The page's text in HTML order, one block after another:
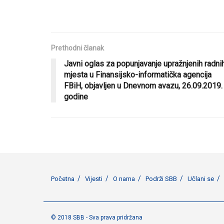
Prethodni članak
Javni oglas za popunjavanje upražnjenih
mjesta u Finansijsko-informatička agencija
FBiH, objavljen u Dnevnom avazu, 26.09.2019.
godine
Početna Vijesti O nama Podrži SBB Učlani se
© 2018 SBB - Sva prava pridržana